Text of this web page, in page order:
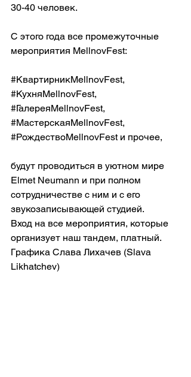
30-40 человек.
С этого года все промежуточные
мероприятия MellnovFest:
#КвартирникMellnovFest,
#КухняMellnovFest,
#ГалереяMellnovFest,
#МастерскаяMellnovFest,
#РождествоMellnovFest и прочее,
будут проводиться в уютном мире
Elmet Neumann и при полном
сотрудничестве с ним и с его
звукозаписывающей студией.
Вход на все мероприятия, которые
организует наш тандем, платный.
Графика Слава Лихачев (Slava
Likhatchev)